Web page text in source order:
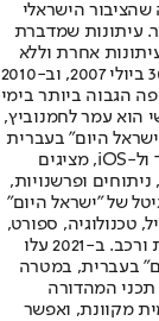
הישראלי
עיתונות שמדברת
אחרת וללא
תשלום. המהדורה המודפסת הראשונה פורסמה ב-30 ביולי 2007, וב-2010
הגבוה ביותר בימי
הוא עמר לחמנוביץ,
היום" בעברית
ובאנגלית, כמו כן היישומונים (אפליקציות) לאנדרואיד ול-iOS, מציגים
ופרשנויות,
של "ישראל היום"
טכנולוגיה, ספורט,
כלכלה וצרכנות, בריאות, חיילים, אוכל, יהדות, תיירות ורכב. ב-2021 עלו
בעברית, במטרה
תכני המהדורה
מקוונת, ואפשר